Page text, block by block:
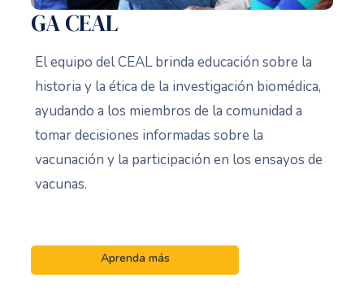
GA CEAL
El equipo del CEAL brinda educación sobre la
historia y la ética de la investigación biomédica,
ayudando a los miembros de la comunidad a
tomar decisiones informadas sobre la
vacunación y la participación en los ensayos de
vacunas.
Aprenda más